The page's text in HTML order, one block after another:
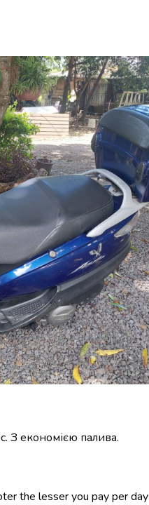
З економією палива.
the lesser you pay per day